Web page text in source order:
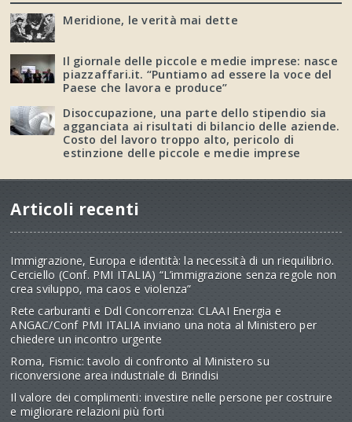
Meridione, le verità mai dette
Il giornale delle piccole e medie imprese: nasce
piazzaffari.it. “Puntiamo ad essere la voce del
Paese che lavora e produce”
Disoccupazione, una parte dello stipendio sia
agganciata ai risultati di bilancio delle aziende.
Costo del lavoro troppo alto, pericolo di
estinzione delle piccole e medie imprese
Articoli recenti
Immigrazione, Europa e identità: la necessità di un riequilibrio.
Cerciello (Conf. PMI ITALIA) “L’immigrazione senza regole non
crea sviluppo, ma caos e violenza”
Rete carburanti e Ddl Concorrenza: CLAAI Energia e
ANGAC/Conf PMI ITALIA inviano una nota al Ministero per
chiedere un incontro urgente
Roma, Fismic: tavolo di confronto al Ministero su
riconversione area industriale di Brindisi
Il valore dei complimenti: investire nelle persone per costruire
e migliorare relazioni più forti